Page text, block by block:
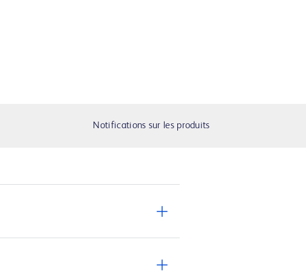
Notifications sur les produits